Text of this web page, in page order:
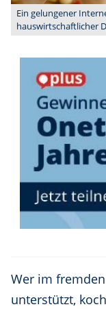
Ein gelungener
hauswirtschaftlicher
Wer im
unterstützt,